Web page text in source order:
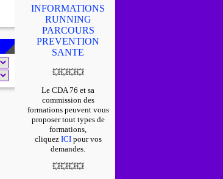
INFORMATIONS
RUNNING
PARCOURS
PREVENTION
SANTE
💥💥💥💥
Le CDA 76 et sa
commission des
formations peuvent vous
proposer tout types de
formations,
cliquez ICIpour vos
demandes.
💥💥💥💥